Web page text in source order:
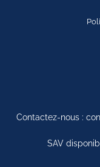
Contactez-nous :
SAV